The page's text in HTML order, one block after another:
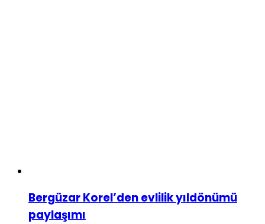
Bergüzar Korel’den evlilik yıldönümü
paylaşımı